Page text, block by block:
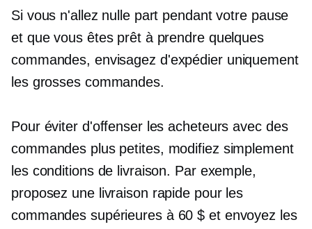
Si vous n'allez nulle part pendant votre pause
et que vous êtes prêt à prendre quelques
commandes, envisagez d'expédier uniquement
les grosses commandes.
Pour éviter d'offenser les acheteurs avec des
commandes plus petites, modifiez simplement
les conditions de livraison. Par exemple,
proposez une livraison rapide pour les
commandes supérieures à 60 $ et envoyez les